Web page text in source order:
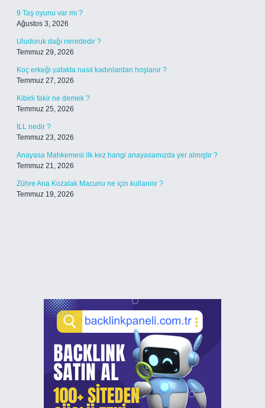
9 Taş oyunu var mı ?
Ağustos 3, 2026
Uludoruk dağı nerededir ?
Temmuz 29, 2026
Koç erkeği yatakta nasıl kadınlardan hoşlanır ?
Temmuz 27, 2026
Kibirli fakir ne demek ?
Temmuz 25, 2026
ILL nedir ?
Temmuz 23, 2026
Anayasa Mahkemesi ilk kez hangi anayasamızda yer almıştır ?
Temmuz 21, 2026
Zühre Ana Kozalak Macunu ne için kullanılır ?
Temmuz 19, 2026